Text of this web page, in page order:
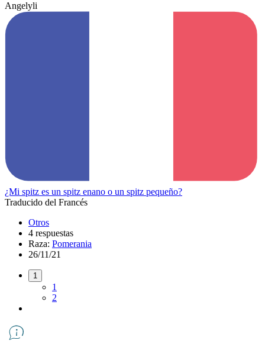
Angelyli
¿Mi spitz es un spitz enano o un spitz pequeño?
Traducido del Francés
Otros
4 respuestas
Raza: Pomerania
26/11/21
1
1
2